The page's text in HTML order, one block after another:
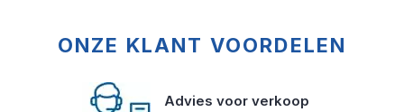
ONZE KLANT VOORDELEN
Advies voor verkoop